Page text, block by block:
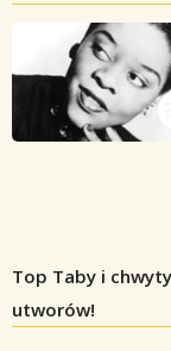
Top Taby i chwyty
utworów!